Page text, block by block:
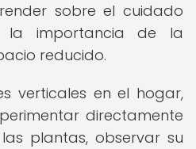
sobre el cuidado
importancia de la
reducido.
verticales en el hogar,
directamente
plantas, observar su